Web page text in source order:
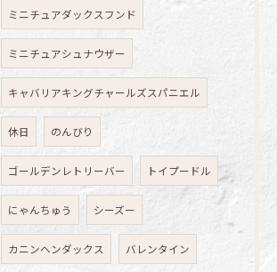
ミニチュアダックスフンド
ミニチュアシュナウザー
キャバリアキングチャールズスパニエル
休日 のんびり
ゴールデンレトリーバー トイプードル
にゃんちゅう シーズー
カニンヘンダックス バレンタイン